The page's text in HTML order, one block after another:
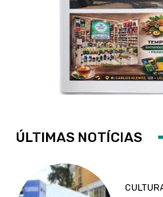
ÚLTIMAS NOTÍCIAS